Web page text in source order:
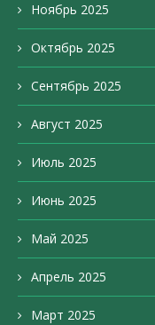
Ноябрь 2025
Октябрь 2025
Сентябрь 2025
Август 2025
Июль 2025
Июнь 2025
Май 2025
Апрель 2025
Март 2025